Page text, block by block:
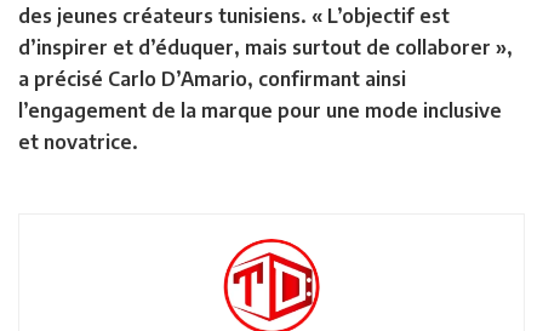
des jeunes créateurs tunisiens. « L’objectif est
d’inspirer et d’éduquer, mais surtout de collaborer »,
a précisé Carlo D’Amario, confirmant ainsi
l’engagement de la marque pour une mode inclusive
et novatrice.